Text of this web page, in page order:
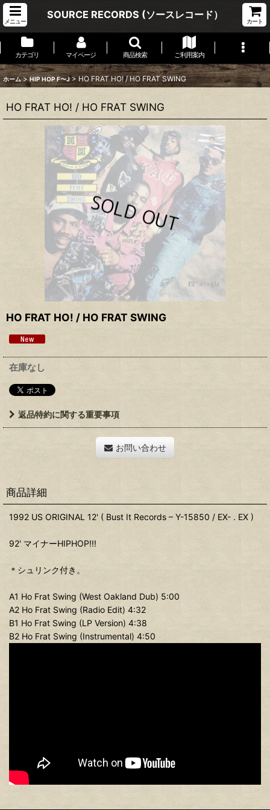
メニュー
SOURCE RECORDS (ソースレコード）
カート
カテゴリ マイページ 商品検索 ご利用案内
ホーム > HIP HOP F〜J > HO FRAT HO! / HO FRAT SWING
HO FRAT HO! / HO FRAT SWING
HO FRAT HO! / HO FRAT SWING
在庫なし
返品特約に関する重要事項
お問い合わせ
商品詳細
1992 US ORIGINAL 12' ( Bust It Records – Y-15850 / EX- . EX )
92' マイナーHIPHOP!!!
＊シュリンク付き。
A1 Ho Frat Swing (West Oakland Dub) 5:00
A2 Ho Frat Swing (Radio Edit) 4:32
B1 Ho Frat Swing (LP Version) 4:38
B2 Ho Frat Swing (Instrumental) 4:50